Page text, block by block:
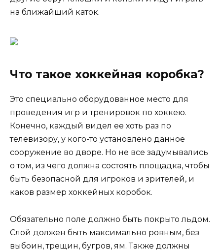
на ближайший каток.
Что такое хоккейная коробка?
Это специально оборудованное место для
проведения игр и тренировок по хоккею.
Конечно, каждый видел ее хоть раз по
телевизору, у кого-то установлено данное
сооружение во дворе. Но не все задумывались
о том, из чего должна состоять площадка, чтобы
быть безопасной для игроков и зрителей, и
каков размер хоккейных коробок.
Обязательно поле должно быть покрыто льдом.
Слой должен быть максимально ровным, без
выбоин, трещин, бугров, ям. Также должны